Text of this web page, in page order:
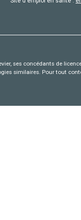
ses concédants de
similaires. Pour tout